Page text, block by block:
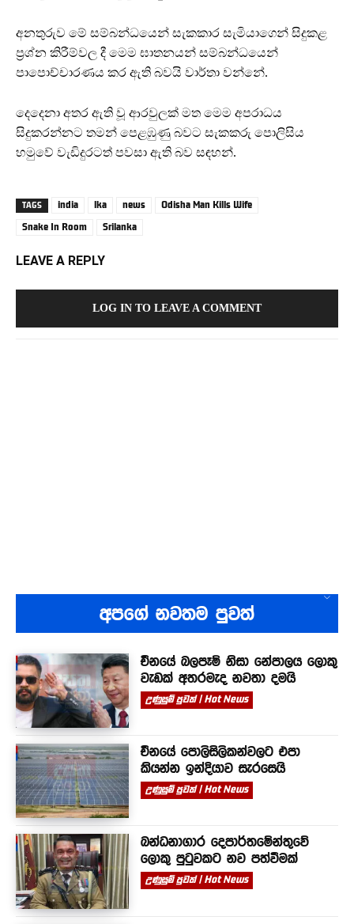
අනතුරුව මේ සම්බන්ධයෙන් සැකකාර සැමියාගෙන් සිදුකළ
ප්‍රශ්න කිරීම්වල දී මෙම ඝාතනයන් සම්බන්ධයෙන්
පාපොච්චාරණය කර ඇති බවයි වාර්තා වන්නේ.
දෙදෙනා අතර ඇති වූ ආරවුලක් මත මෙම අපරාධය
සිදුකරන්නට තමන් පෙළඹුණු බවට සැකකරු පොලිසිය
හමුවේ වැඩිදුරටත් පවසා ඇති බව සඳහන්.
TAGS india lka news
Odisha Man Kills Wife
Snake In Room
Srilanka
LEAVE A REPLY
LOG IN TO LEAVE A COMMENT
අපගේ නවතම පුවත්
චීනයේ බලපෑම් නිසා නේපාලය ලොකු
වැඩක් අතරමැද නවතා දමයි
උණුසුම් පුවත් | Hot News
චීනයේ පොලිසිලිකන්වලට එපා
කියන්න ඉන්දියාව සැරසෙයි
උණුසුම් පුවත් | Hot News
බන්ධනාගාර දෙපාර්තමේන්තුවේ
ලොකු පුටුවකට නව පත්වීමක්
උණුසුම් පුවත් | Hot News